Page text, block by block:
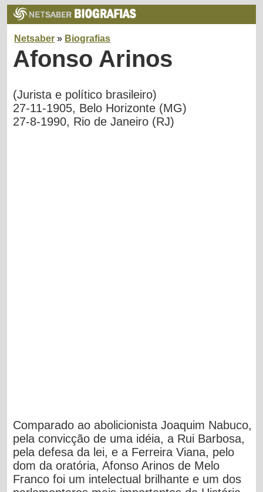
Netsaber » Biografias
Afonso Arinos
(Jurista e político brasileiro)
27-11-1905, Belo Horizonte (MG)
27-8-1990, Rio de Janeiro (RJ)
Comparado ao abolicionista Joaquim Nabuco,
pela convicção de uma idéia, a Rui Barbosa,
pela defesa da lei, e a Ferreira Viana, pelo
dom da oratória, Afonso Arinos de Melo
Franco foi um intelectual brilhante e um dos